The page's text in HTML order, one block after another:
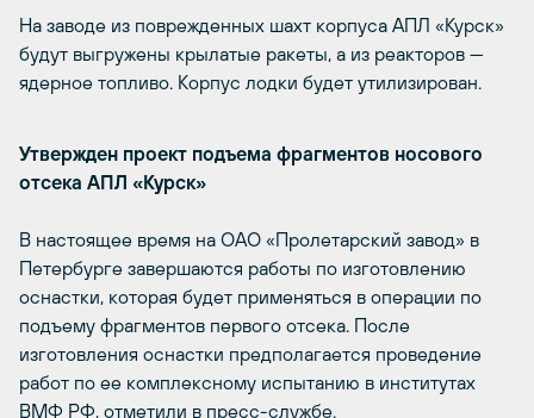
На заводе из поврежденных шахт корпуса АПЛ «Курск»
будут выгружены крылатые ракеты, а из реакторов —
ядерное топливо. Корпус лодки будет утилизирован.
Утвержден проект подъема фрагментов носового
отсека АПЛ «Курск»
В настоящее время на ОАО «Пролетарский завод» в
Петербурге завершаются работы по изготовлению
оснастки, которая будет применяться в операции по
подъему фрагментов первого отсека. После
изготовления оснастки предполагается проведение
работ по ее комплексному испытанию в институтах
ВМФ РФ, отметили в пресс-службе.